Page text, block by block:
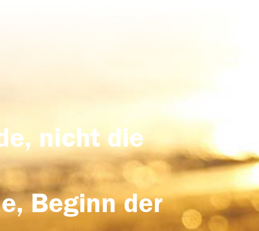
nicht die
Beginn der